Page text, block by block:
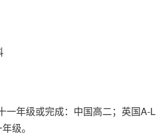
年级或完成：中国高二；英国A-L
级。